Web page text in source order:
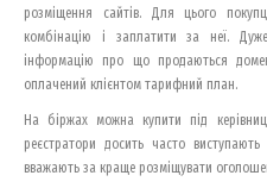
розміщення сайтів. Для цього
комбінацію і заплатити за неї.
інформацію про що продаються
оплачений клієнтом тарифний план.
На біржах можна купити під
реєстратори досить часто виступають
вважають за краще розміщувати